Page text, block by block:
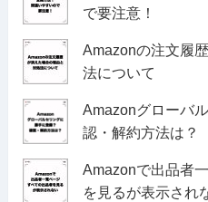
で要注意！
Amazonの注文履
法について
Amazonグローバ
認・解約方法は？
Amazonで出品者
を見るが表示され